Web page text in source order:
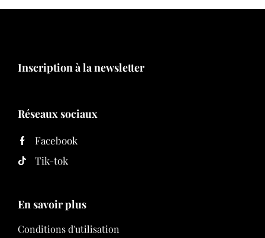
Inscription à la newsletter
Réseaux sociaux
Facebook
Tik-tok
En savoir plus
Conditions d'utilisation